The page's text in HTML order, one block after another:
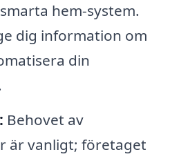
hem-system.
dig information om
din
Behovet av
är vanligt; företaget